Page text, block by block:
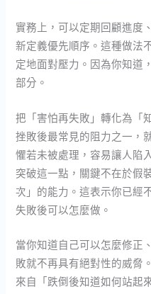
實務上，可以定期回顧進度
新定義優先順序。這種做法
定地面對壓力。因為你知道
部分。
把「害怕再失敗」轉化為「
挫敗後最常見的阻力之一，
懼若未被處理，容易讓人陷
突破這一點，關鍵不在於假
次」的能力。這表示你已經
失敗後可以怎麼做。
當你知道自己可以怎麼修正
敗就不再具有絕對性的威脅
來自「跌倒後知道如何站起